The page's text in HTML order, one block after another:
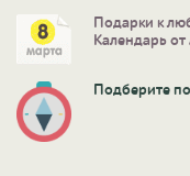
Подарки к
Календарь
Подберите